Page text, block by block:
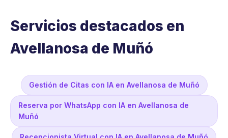
Servicios destacados en
Avellanosa de Muñó
Gestión de Citas con IA en Avellanosa de Muñó
Reserva por WhatsApp con IA en Avellanosa de
Muñó